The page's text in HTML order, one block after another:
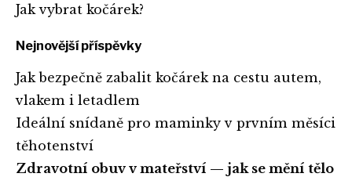
Jak vybrat kočárek?
Nejnovější příspěvky
Jak bezpečně zabalit kočárek na cestu autem,
vlakem i letadlem
Ideální snídaně pro maminky v prvním měsíci
těhotenství
Zdravotní obuv v mateřství — jak se mění tělo